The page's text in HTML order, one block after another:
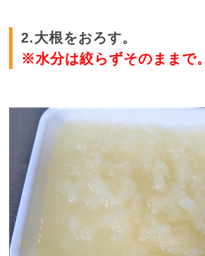
2.大根をおろす。
※水分は絞らずそのままで。